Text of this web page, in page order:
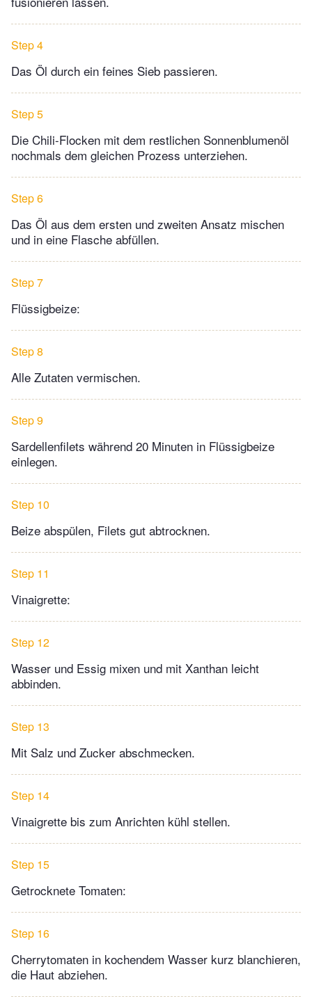
Step 4
Das Öl durch ein feines Sieb passieren.
Step 5
Die Chili-Flocken mit dem restlichen Sonnenblumenöl
nochmals dem gleichen Prozess unterziehen.
Step 6
Das Öl aus dem ersten und zweiten Ansatz mischen
und in eine Flasche abfüllen.
Step 7
Flüssigbeize:
Step 8
Alle Zutaten vermischen.
Step 9
Sardellenfilets während 20 Minuten in Flüssigbeize
einlegen.
Step 10
Beize abspülen, Filets gut abtrocknen.
Step 11
Vinaigrette:
Step 12
Wasser und Essig mixen und mit Xanthan leicht
abbinden.
Step 13
Mit Salz und Zucker abschmecken.
Step 14
Vinaigrette bis zum Anrichten kühl stellen.
Step 15
Getrocknete Tomaten:
Step 16
Cherrytomaten in kochendem Wasser kurz blanchieren,
die Haut abziehen.